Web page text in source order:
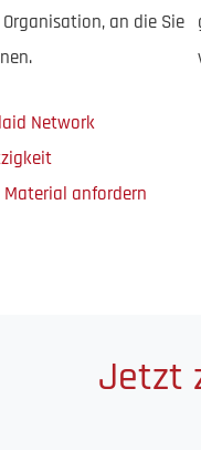
an die Sie
Network
anfordern
Jetzt